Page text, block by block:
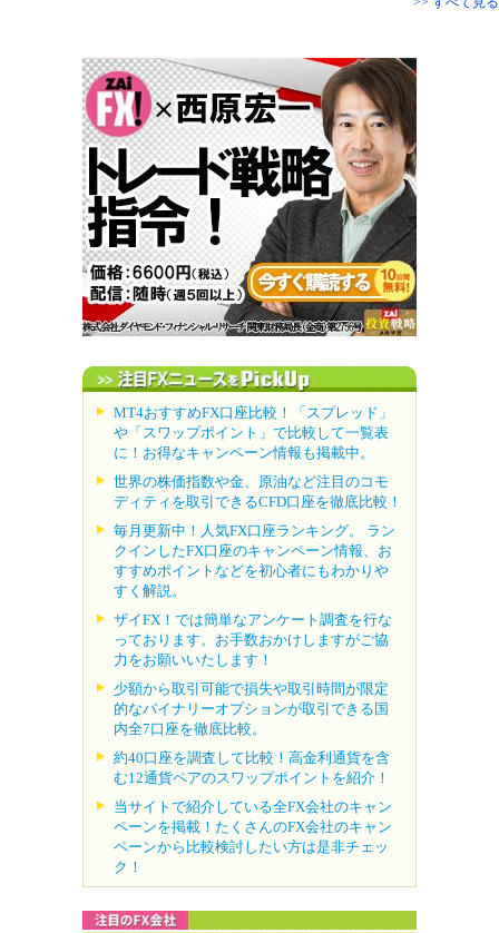
MT4おすすめFX口座比較！「スプレッド」
や「スワップポイント」で比較して一覧表
に！お得なキャンペーン情報も掲載中。
世界の株価指数や金、原油など注目のコモ
ディティを取引できるCFD口座を徹底比較！
毎月更新中！人気FX口座ランキング。 ラン
クインしたFX口座のキャンペーン情報、お
すすめポイントなどを初心者にもわかりや
すく解説。
ザイFX！では簡単なアンケート調査を行な
っております。お手数おかけしますがご協
力をお願いいたします！
少額から取引可能で損失や取引時間が限定
的なバイナリーオプションが取引できる国
内全7口座を徹底比較。
約40口座を調査して比較！高金利通貨を含
む12通貨ペアのスワップポイントを紹介！
当サイトで紹介している全FX会社のキャン
ペーンを掲載！たくさんのFX会社のキャン
ペーンから比較検討したい方は是非チェッ
ク！